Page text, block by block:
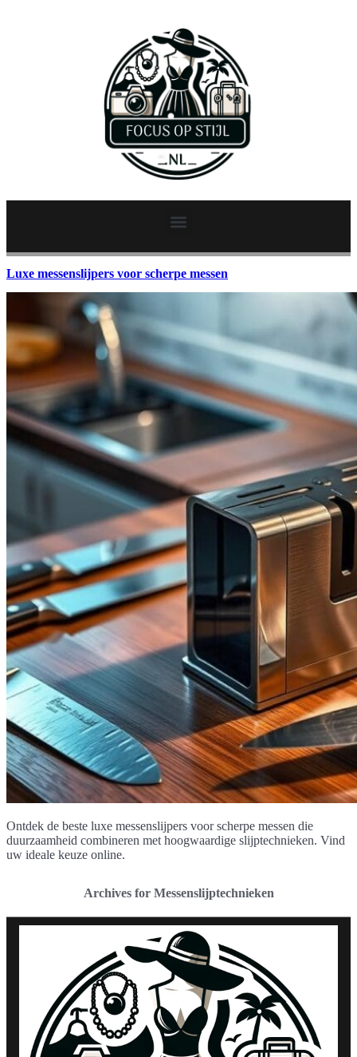
Luxe messenslijpers voor scherpe messen
Ontdek de beste luxe messenslijpers voor scherpe messen die
duurzaamheid combineren met hoogwaardige slijptechnieken. Vind
uw ideale keuze online.
Archives for Messenslijptechnieken